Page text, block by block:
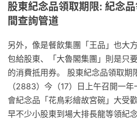
股東紀念品領取期限: 紀念
間查詢管道
另外，像是餐飲集團「王品」也大
包給股東、「大魯閣集團」則是只
的消費抵用券。 股東紀念品領取
（2883）今（17）日上午召開一
會紀念品「花鳥彩繪故宮碗」大受
早不少小股東到場大排長龍等領紀